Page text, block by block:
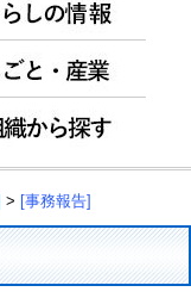
> [事務報告]